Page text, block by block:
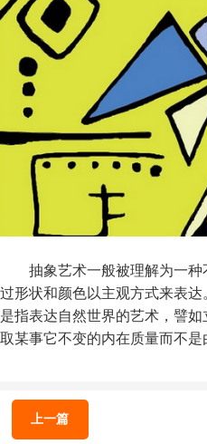
抽象艺术一般被理解为一种
过形状和颜色以主观方式来表
是指表达自然世界的艺术，譬
取某事它不变的内在质量而不是
上一篇